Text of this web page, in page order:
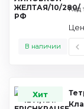
В наличии
Код
Хит